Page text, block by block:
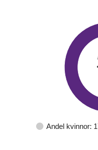
Andel kvinnor: